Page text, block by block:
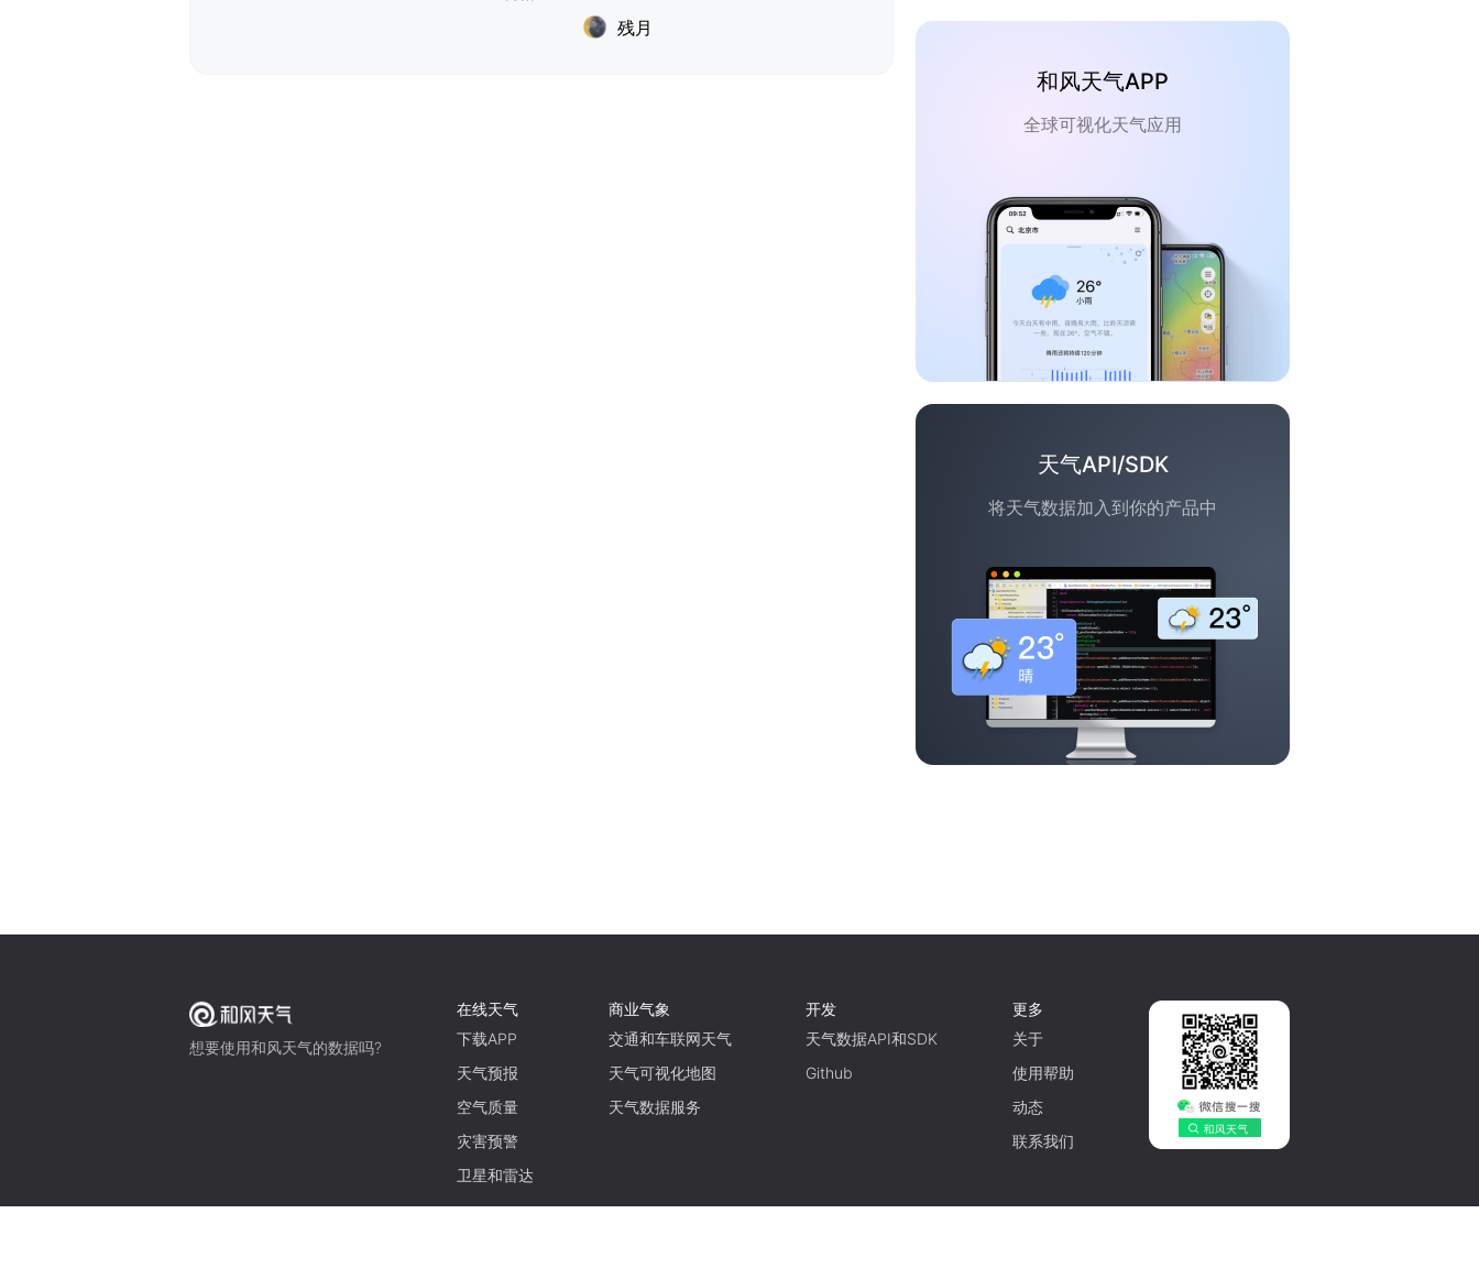
残月
和风天气APP
全球可视化天气应用
天气API/SDK
将天气数据加入到你的产品中
想要使用和风天气的数据吗?
在线天气
下载APP
天气预报
空气质量
灾害预警
卫星和雷达
商业气象
交通和车联网天气
天气可视化地图
天气数据服务
开发
天气数据API和SDK
Github
更多
关于
使用帮助
动态
联系我们